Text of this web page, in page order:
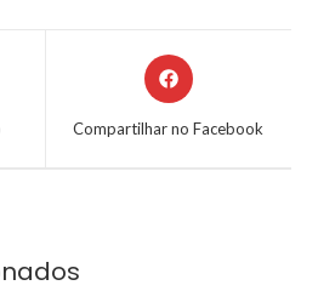
Compartilhar no Facebook